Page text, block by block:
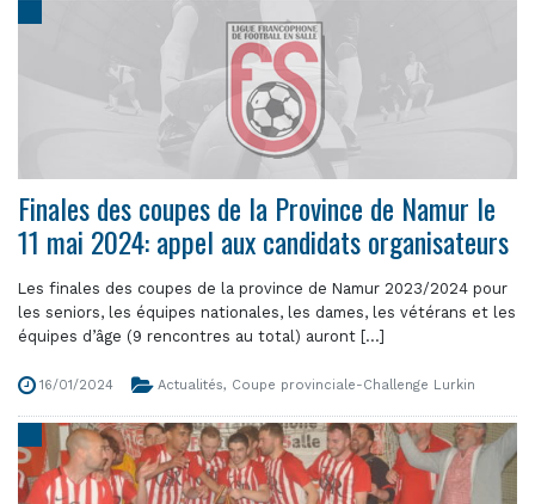
Finales des coupes de la Province de Namur le
11 mai 2024: appel aux candidats organisateurs
Les finales des coupes de la province de Namur 2023/2024 pour
les seniors, les équipes nationales, les dames, les vétérans et les
équipes d’âge (9 rencontres au total) auront [...]
16/01/2024 Actualités, Coupe provinciale-Challenge Lurkin